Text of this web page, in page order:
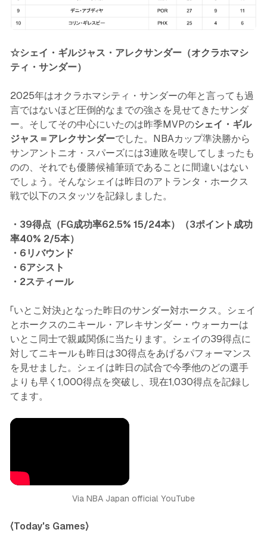
☆シェイ・ギルジャス・アレクサンダー（オクラホマシ
ティ・サンダー）
2025年はオクラホマシティ・サンダーの年と言っても過
言ではないほど圧倒的なまでの強さを見せてきたサンダ
ー。そしてその中心にいたのは昨季MVPのシェイ・ギル
ジャス＝アレクサンダーでした。NBAカップ準決勝から
サンアントニオ・スパーズには3連敗を喫してしまったも
のの、それでも優勝候補筆頭であることに間違いはない
でしょう。そんなシェイは昨日のアトランタ・ホークス
戦で以下のスタッツを記録しました。
・39得点（FG成功率62.5% 15/24本）（3ポイント成功
率40% 2/5本）
・6リバウンド
・6アシスト
・2スティール
「いとこ対決」となった昨日のサンダー対ホークス。シェイ
とホークスのニキール・アレキサンダー・ウォーカーは
いとこ同士で親戚関係に当たります。シェイの39得点に
対してニキールも昨日は30得点をあげるパフォーマンス
を見せました。シェイは昨日の試合で今季他のどの選手
よりも早く1,000得点を突破し、現在1,030得点を記録し
てます。
Via NBA Japan official YouTube
〈Today's Games〉